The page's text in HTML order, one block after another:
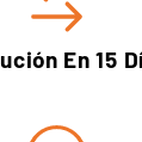
En 15